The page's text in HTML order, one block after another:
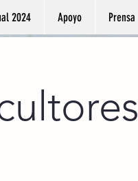
2024 Apoyo Prensa